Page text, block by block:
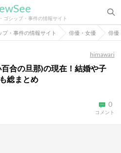
ゴシップ・事件の情報サイト
・事件の情報サイト 俳優・女優 俳優
himawari
合の旦那)の現在！結婚や子
総まとめ
0
コメント